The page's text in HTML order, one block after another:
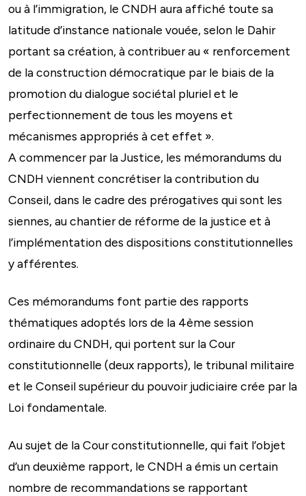
ou à l’immigration, le CNDH aura affiché toute sa
latitude d’instance nationale vouée, selon le Dahir
portant sa création, à contribuer au « renforcement
de la construction démocratique par le biais de la
promotion du dialogue sociétal pluriel et le
perfectionnement de tous les moyens et
mécanismes appropriés à cet effet ».
A commencer par la Justice, les mémorandums du
CNDH viennent concrétiser la contribution du
Conseil, dans le cadre des prérogatives qui sont les
siennes, au chantier de réforme de la justice et à
l’implémentation des dispositions constitutionnelles
y afférentes.
Ces mémorandums font partie des rapports
thématiques adoptés lors de la 4ème session
ordinaire du CNDH, qui portent sur la Cour
constitutionnelle (deux rapports), le tribunal militaire
et le Conseil supérieur du pouvoir judiciaire crée par la
Loi fondamentale.
Au sujet de la Cour constitutionnelle, qui fait l’objet
d’un deuxième rapport, le CNDH a émis un certain
nombre de recommandations se rapportant